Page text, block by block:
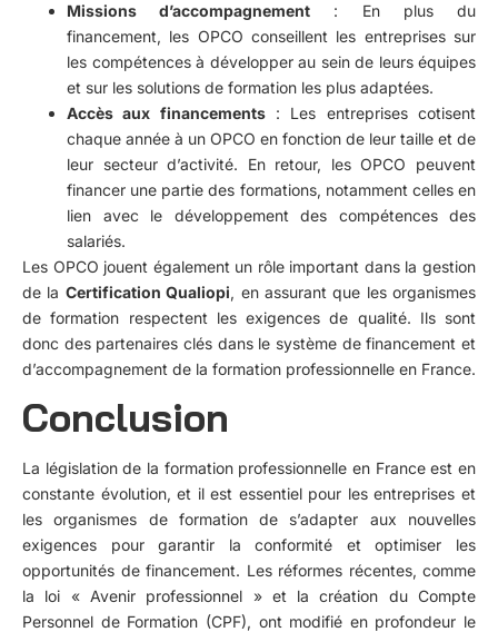
Missions d’accompagnement : En plus du
financement, les OPCO conseillent les entreprises sur
les compétences à développer au sein de leurs équipes
et sur les solutions de formation les plus adaptées.
Accès aux financements: Les entreprises cotisent
chaque année à un OPCO en fonction de leur taille et de
leur secteur d’activité. En retour, les OPCO peuvent
financer une partie des formations, notamment celles en
lien avec le développement des compétences des
salariés.
Les OPCO jouent également un rôle important dans la gestion
de la Certification Qualiopi, en assurant que les organismes
de formation respectent les exigences de qualité. Ils sont
donc des partenaires clés dans le système de financement et
d’accompagnement de la formation professionnelle en France.
Conclusion
La législation de la formation professionnelle en France est en
constante évolution, et il est essentiel pour les entreprises et
les organismes de formation de s’adapter aux nouvelles
exigences pour garantir la conformité et optimiser les
opportunités de financement. Les réformes récentes, comme
la loi « Avenir professionnel » et la création du Compte
Personnel de Formation (CPF), ont modifié en profondeur le